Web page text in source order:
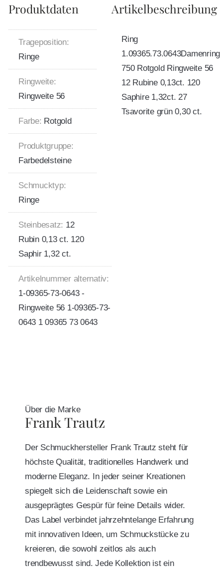
Produktdaten
Trageposition:
Ringe
Ringweite:
Ringweite 56
Farbe: Rotgold
Produktgruppe:
Farbedelsteine
Schmucktyp:
Ringe
Steinbesatz: 12
Rubin 0,13 ct. 120
Saphir 1,32 ct.
Artikelnummer alternativ:
1-09365-73-0643 -
Ringweite 56 1-09365-73-
0643 1 09365 73 0643
Artikelbeschreibung
Ring
1.09365.73.0643Damenring
750 Rotgold Ringweite 56
12 Rubine 0,13ct. 120
Saphire 1,32ct. 27
Tsavorite grün 0,30 ct.
Über die Marke
Frank Trautz
Der Schmuckhersteller Frank Trautz steht für
höchste Qualität, traditionelles Handwerk und
moderne Eleganz. In jeder seiner Kreationen
spiegelt sich die Leidenschaft sowie ein
ausgeprägtes Gespür für feine Details wider.
Das Label verbindet jahrzehntelange Erfahrung
mit innovativen Ideen, um Schmuckstücke zu
kreieren, die sowohl zeitlos als auch
trendbewusst sind. Jede Kollektion ist ein